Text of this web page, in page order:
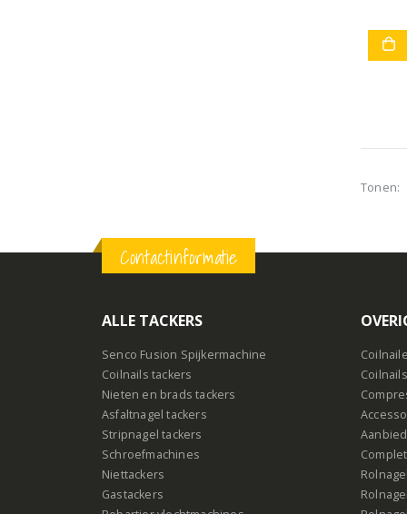
Tonen:
Contactinformatie
ALLE TACKERS
Senco Fusion Spijkermachine
Coilnails tackers
Nieten en brads tackers
Asfaltnagel tackers
Stripnagel tackers
Schroefmachines
Niettackers
Gastackers
Coilnails